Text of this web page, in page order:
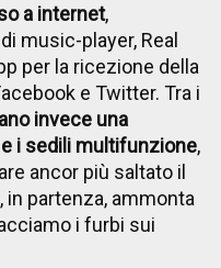
a internet,
music-player, Real
per la ricezione della
e Twitter. Tra i
invece una
i sedili multifunzione,
ancor più saltato il
partenza, ammonta
i furbi sui